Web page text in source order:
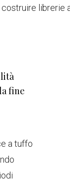
librerie
fine
a tuffo